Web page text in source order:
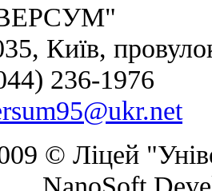
Київ,
236-1976
© Ліцей